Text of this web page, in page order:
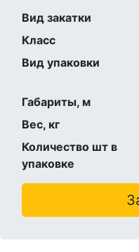
Вид закатки
Класс
Вид упаковки
Габариты, м
Вес, кг
Количество шт в
упаковке